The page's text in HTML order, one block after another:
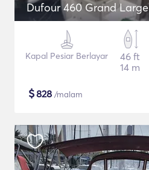
Dufour 460 Grand Large
Kapal Pesiar Berlayar
46 ft
14 m
$828 /malam